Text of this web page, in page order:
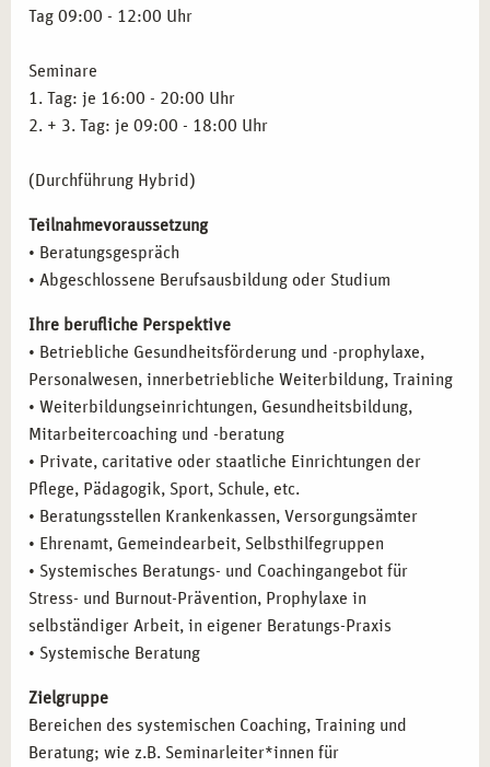
Tag 09:00 - 12:00 Uhr
Seminare
1. Tag: je 16:00 - 20:00 Uhr
2. + 3. Tag: je 09:00 - 18:00 Uhr
(Durchführung Hybrid)
Teilnahmevoraussetzung
• Beratungsgespräch
• Abgeschlossene Berufsausbildung oder Studium
Ihre berufliche Perspektive
• Betriebliche Gesundheitsförderung und -prophylaxe,
Personalwesen, innerbetriebliche Weiterbildung, Training
• Weiterbildungseinrichtungen, Gesundheitsbildung,
Mitarbeitercoaching und -beratung
• Private, caritative oder staatliche Einrichtungen der
Pflege, Pädagogik, Sport, Schule, etc.
• Beratungsstellen Krankenkassen, Versorgungsämter
• Ehrenamt, Gemeindearbeit, Selbsthilfegruppen
• Systemisches Beratungs- und Coachingangebot für
Stress- und Burnout-Prävention, Prophylaxe in
selbständiger Arbeit, in eigener Beratungs-Praxis
• Systemische Beratung
Zielgruppe
Bereichen des systemischen Coaching, Training und
Beratung; wie z.B. Seminarleiter*innen für